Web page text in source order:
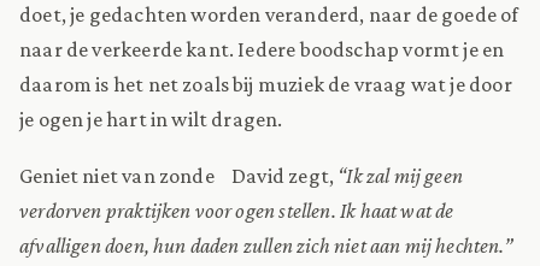
doet, je gedachten worden veranderd, naar de goede of
naar de verkeerde kant. Iedere boodschap vormt je en
daarom is het net zoals bij muziek de vraag wat je door
je ogen je hart in wilt dragen.
Geniet niet van zonde David zegt, “Ik zal mij geen
verdorven praktijken voor ogen stellen. Ik haat wat de
afvalligen doen, hun daden zullen zich niet aan mij hechten.”